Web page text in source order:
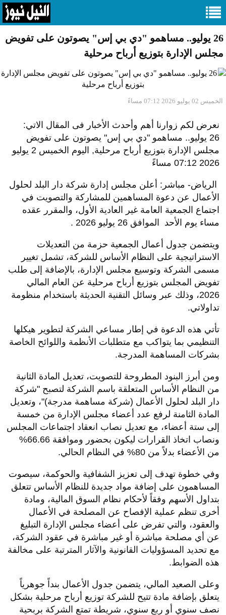
26 يوليو.. مساهمو "دي بي إس" يصوتون على تفويض
مجلس الإدارة بتوزيع أرباح مرحلية
الخميس 02 يوليو 2026 07:12 مساءً
نعرض لكم زوارنا أهم وأحدث الأخبار فى المقال الاتي:
26 يوليو.. مساهمو "دي بي إس" يصوتون على تفويض
مجلس الإدارة بتوزيع أرباح مرحلية, اليوم الخميس 2 يوليو
2026 07:12 مساءً
الرياض- مباشر: أعلن مجلس إدارة شركة دار البلد لحلول
الأعمال عن دعوة المساهمين للمشاركة والتصويت في
اجتماع الجمعية العامة غير العادية الأول، والمقرر عقده
مساء يوم الأحد الموافق 26 يوليو 2026 .
ويتضمن جدول أعمال الجمعية حزمة من التعديلات
الاستراتيجية على النظام الأساس للشركة، تشمل تغيير
مسمى الشركة وتوسيع مجلس الإدارة، بالإضافة إلى طلب
تفويض المجلس بتوزيع أرباح مرحلية عن العام المالي
2026، وذلك عبر وسائل التقنية الحديثة باستخدام منظومة
تداولاتي.
تأتي هذه الدعوة في إطار مساعي الشركة لتطوير هيكلها
التنظيمي بما يتواكب مع متطلبات الأنظمة واللوائح الخاصة
بشركات المساهمة المدرجة.
ومن أبرز البنود المطروحة للتصويت، تعديل المادة الثانية
من النظام الأساس المتعلقة باسم الشركة لتصبح "شركة
دار البلد لحلول الأعمال (شركة مساهمة مدرجة)"، وتعديل
المادة الثامنة لرفع عدد أعضاء مجلس الإدارة من خمسة
إلى ستة أعضاء، مع تعديل نصاب انعقاد اجتماعات المجلس
ونصاب اتخاذ القرارات ليكون بحضور وموافقة 66.66%
من الأعضاء بدلاً من 80% في النظام الحالي.
وفي خطوة تهدف إلى تعزيز الشفافية والحوكمة، سيصوت
المساهمون على إضافة مواد جديدة للنظام الأساس تتعلق
بتداول الأسهم وفقاً لأحكام نظام السوق المالية، ومادة
أخرى تنظم عملية الإفصاح عن المصلحة في الأعمال
والعقود، والتي تفرض على أعضاء مجلس الإدارة التبليغ
عن أي مصلحة مباشرة أو غير مباشرة في عقود الشركة،
مع تحديد المسؤوليات القانونية والآثار المترتبة على مخالفة
هذه الضوابط.
وعلى الصعيد المالي، يتضمن جدول الأعمال بنداً جوهرياً
يتعلق بإضافة مادة تتيح للشركة توزيع أرباح مرحلية بشكل
نصف سنوي أو ربع سنوي، شريطة تمتع الشركة بربحية